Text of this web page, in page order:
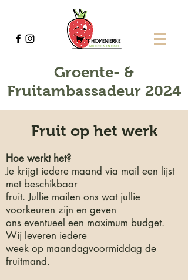
Groente- &
Fruitambassadeur 2024
Fruit op het werk
Hoe werkt het?
Je krijgt iedere maand via mail een lijst
met beschikbaar
fruit. Jullie mailen ons wat jullie
voorkeuren zijn en geven
ons eventueel een maximum budget.
Wij leveren iedere
week op maandagvoormiddag de
fruitmand.